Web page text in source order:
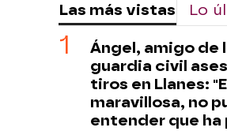
Las más vistas Lo
Ángel, amigo de
guardia civil
tiros en Llanes:
maravillosa, no
entender que ha